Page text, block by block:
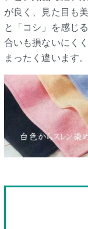
が良く、見た目も
と「コシ」を感じ
合いも損ないにく
まったく違います。